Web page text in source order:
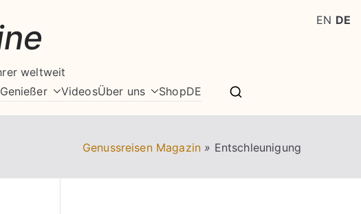
weltweit
VideosÜber uns ShopDE
Genussreisen Magazin » Entschleunigung
EN DE